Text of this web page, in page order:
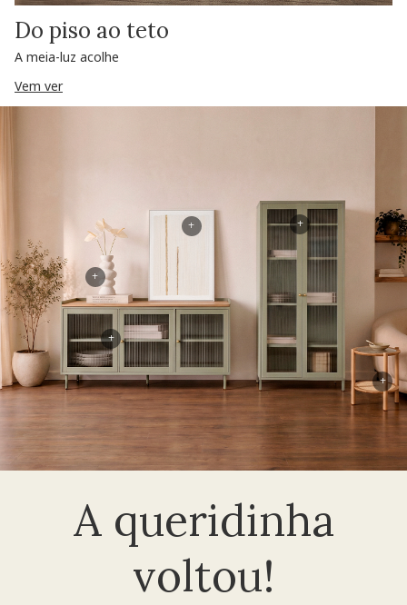
Do piso ao teto
A meia-luz acolhe
Vem ver
A queridinha
voltou!
+
+
+
+
+